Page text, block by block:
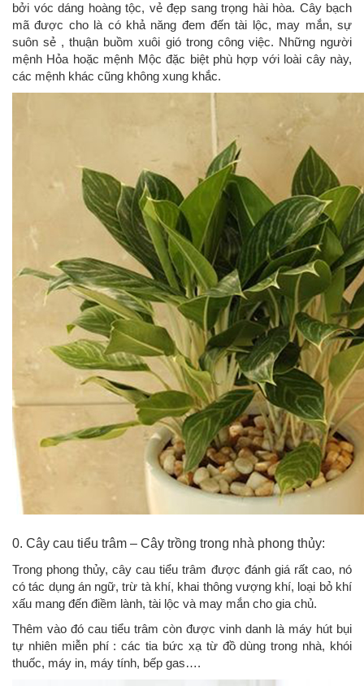
bởi vóc dáng hoàng tộc, vẻ đẹp sang trọng hài hòa. Cây bạch
mã được cho là có khả năng đem đến tài lộc, may mắn, sự
suôn sẻ , thuận buồm xuôi gió trong công việc. Những người
mệnh Hỏa hoặc mệnh Mộc đặc biệt phù hợp với loài cây này,
các mệnh khác cũng không xung khắc.
0. Cây cau tiểu trâm – Cây trồng trong nhà phong thủy:
Trong phong thủy, cây cau tiểu trâm được đánh giá rất cao, nó
có tác dụng án ngữ, trừ tà khí, khai thông vượng khí, loại bỏ khí
xấu mang đến điềm lành, tài lộc và may mắn cho gia chủ.
Thêm vào đó cau tiểu trâm còn được vinh danh là máy hút bụi
tự nhiên miễn phí : các tia bức xạ từ đồ dùng trong nhà, khói
thuốc, máy in, máy tính, bếp gas….